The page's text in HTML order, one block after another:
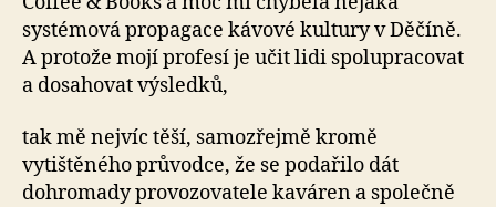
systémová propagace kávové kultury v Děčíně.
A protože mojí profesí je učit lidi spolupracovat
a dosahovat výsledků,
tak mě nejvíc těší, samozřejmě kromě
vytištěného průvodce, že se podařilo dát
dohromady provozovatele kaváren a společně